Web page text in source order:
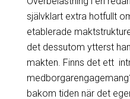
självklart extra hotfullt
etablerade
det dessutom ytterst
makten. Finns det ett
bakom tiden när det